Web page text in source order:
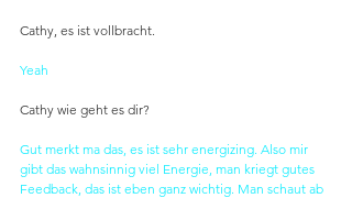
Cathy, es ist vollbracht.
Yeah
Cathy wie geht es dir?
Gut merkt ma das, es ist sehr energizing. Also mir
gibt das wahnsinnig viel Energie, man kriegt gutes
Feedback, das ist eben ganz wichtig. Man schaut ab